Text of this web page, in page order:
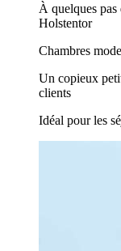
À quelques
Holstentor
Chambres
Un copieux
clients
Idéal pour les